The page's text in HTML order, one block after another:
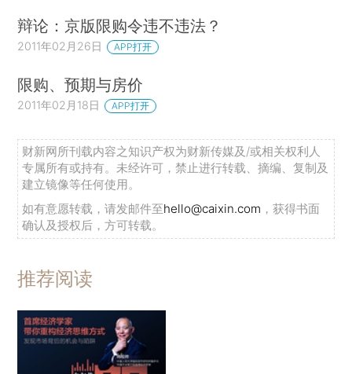
辩论：京版限购令违不违法？
2011年02月26日 APP打开
限购、预期与房价
2011年02月18日 APP打开
财新网所刊载内容之知识产权为财新传媒及/或相关权利人
专属所有或持有。未经许可，禁止进行转载、摘编、复制及
建立镜像等任何使用。
如有意愿转载，请发邮件至hello@caixin.com ，获得书面
确认及授权后，方可转载。
推荐阅读